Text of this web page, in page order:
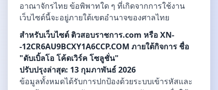
อาณาจักรไทย ข้อพิพาทใด ๆ ที่เกิดจากการใช้งาน
เว็บไซต์นี้จะอยู่ภายใต้เขตอำนาจของศาลไทย
สำหรับเว็บไซต์ ติวสอบราชการ.com หรือ XN-
-12CR6AU9BCXY1A6CCP.COM ภายใต้กิจการ ชื่อ
"ดับเบิ้ลโอ โค้ดเวิร์ค โซลูชั่น"
ปรับปรุงล่าสุด: 13 กุมภาพันธ์ 2026
ข้อมูลทั้งหมดได้รับการปกป้องด้วยระบบเข้ารหัสและ